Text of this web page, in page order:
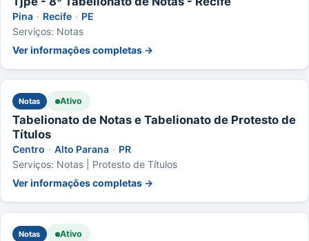
Pina · Recife · PE
Serviços: Notas
Ver informações completas →
Notas Ativo
Tabelionato de Notas e Tabelionato de Protesto de
Títulos
Centro · Alto Parana · PR
Serviços: Notas | Protesto de Títulos
Ver informações completas →
Notas Ativo